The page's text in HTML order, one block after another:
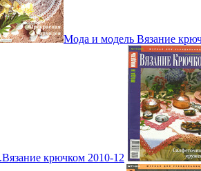
Мода и модель Вязание
крючком 2010-12